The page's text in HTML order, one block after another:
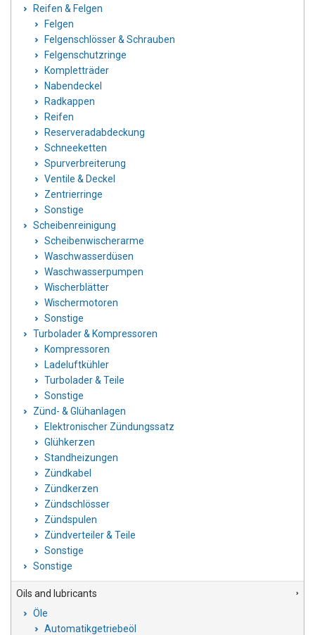
Reifen & Felgen
Felgen
Felgenschlösser & Schrauben
Felgenschutzringe
Kompletträder
Nabendeckel
Radkappen
Reifen
Reserveradabdeckung
Schneeketten
Spurverbreiterung
Ventile & Deckel
Zentrierringe
Sonstige
Scheibenreinigung
Scheibenwischerarme
Waschwasserdüsen
Waschwasserpumpen
Wischerblätter
Wischermotoren
Sonstige
Turbolader & Kompressoren
Kompressoren
Ladeluftkühler
Turbolader & Teile
Sonstige
Zünd- & Glühanlagen
Elektronischer Zündungssatz
Glühkerzen
Standheizungen
Zündkabel
Zündkerzen
Zündschlösser
Zündspulen
Zündverteiler & Teile
Sonstige
Sonstige
Oils and lubricants
Öle
Automatikgetriebeöl